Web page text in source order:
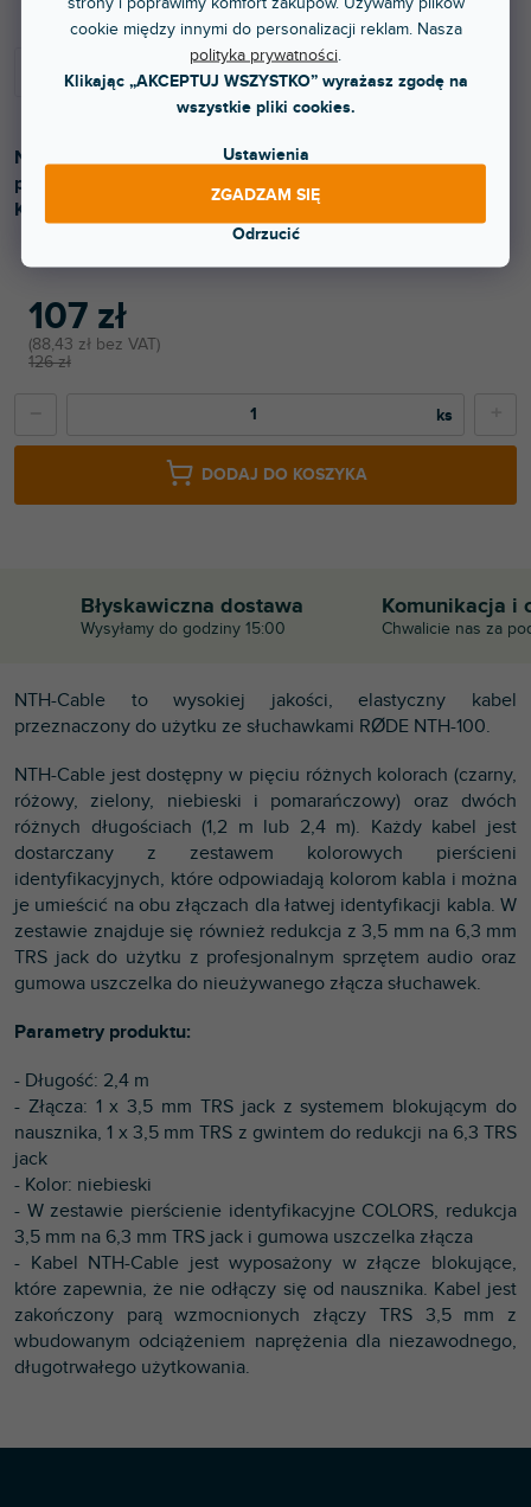
cookie między innymi do personalizacji reklam. Nasza
polityka prywatności.
Klikając „AKCEPTUJ WSZYSTKO” wyrażasz zgodę na
wszystkie pliki cookies.
Ustawienia
Odrzucić
ZGADZAM SIĘ
126 zł
107 zł
88,43 zł bez VAT
DODAJ DO KOSZYKA
NTH-Cable to wysokiej jakości, elastyczny kabel
przeznaczony do użytku ze słuchawkami RØDE NTH-100.
Kolor niebieski.
Błyskawiczna dostawa
Wysyłamy do godziny 15:00
Komunikacja i
Chwalicie nas za
NTH-Cable to wysokiej jakości, elastyczny kabel
przeznaczony do użytku ze słuchawkami RØDE NTH-100.
NTH-Cable jest dostępny w pięciu różnych kolorach (czarny,
różowy, zielony, niebieski i pomarańczowy) oraz dwóch
różnych długościach (1,2 m lub 2,4 m). Każdy kabel jest
dostarczany z zestawem kolorowych pierścieni
identyfikacyjnych, które odpowiadają kolorom kabla i można
je umieścić na obu złączach dla łatwej identyfikacji kabla. W
zestawie znajduje się również redukcja z 3,5 mm na 6,3 mm
TRS jack do użytku z profesjonalnym sprzętem audio oraz
gumowa uszczelka do nieużywanego złącza słuchawek.
Parametry produktu:
- Długość: 2,4 m
- Złącza: 1 x 3,5 mm TRS jack z systemem blokującym do
nausznika, 1 x 3,5 mm TRS z gwintem do redukcji na 6,3 TRS
jack
- Kolor: niebieski
- W zestawie pierścienie identyfikacyjne COLORS, redukcja
3,5 mm na 6,3 mm TRS jack i gumowa uszczelka złącza
- Kabel NTH-Cable jest wyposażony w złącze blokujące,
które zapewnia, że nie odłączy się od nausznika. Kabel jest
zakończony parą wzmocnionych złączy TRS 3,5 mm z
wbudowanym odciążeniem naprężenia dla niezawodnego,
długotrwałego użytkowania.